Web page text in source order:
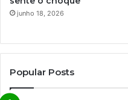
junho 18, 2026
Popular Posts